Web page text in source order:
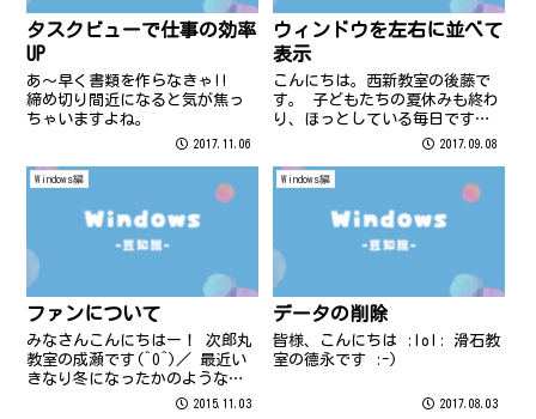
タスクビューで仕事の効率
UP
あ～早く書類を作らなきゃ!!
締め切り間近になると気が焦っ
ちゃいますよね。
2017.11.06
ウィンドウを左右に並べて
表示
こんにちは。西新教室の後藤で
す。 子どもたちの夏休みも終わ
り、ほっとしている毎日です
(^^♪ インターネットの画面を
り、ファイルを移動するために
エクスプローラーの画面を2つ並
べたりしたいときにとても便利
2017.09.08
Windows編
ファンについて
みなさんこんにちはー！ 次郎丸
教室の成瀬です(^O^)／ 最近い
きなり冬になったかのような気
温ですが、 外に出られる際は暖
2015.11.03
Windows編
データの削除
皆様、こんにちは :lol: 滑石教
室の德永です :-)
2017.08.03